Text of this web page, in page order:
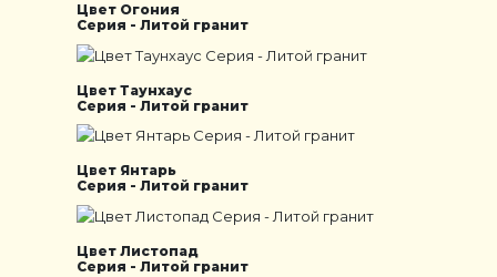
Цвет Огония
Серия - Литой гранит
Цвет Таунхаус
Серия - Литой гранит
Цвет Янтарь
Серия - Литой гранит
Цвет Листопад
Серия - Литой гранит